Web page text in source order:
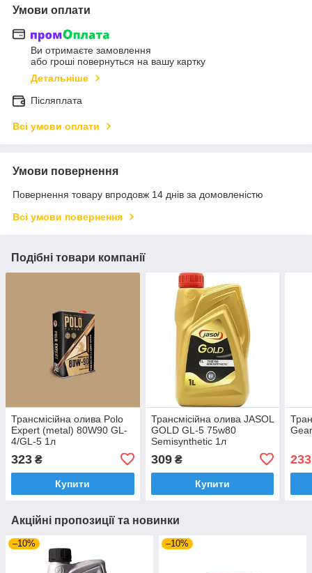
Умови оплати
Ви отримаєте замовлення
або гроші повернуться на вашу картку
Детальніше
Післяплата
Всі умови оплати
Умови повернення
Повернення товару впродовж 14 днів за домовленістю
Всі умови повернення
Подібні товари компанії
Трансмісійна олива Polo
Expert (metal) 80W90 GL-
4/GL-5 1л
323 ₴
Купити
Трансмісійна олива JASOL
GOLD GL-5 75w80
Semisynthetic 1л
309₴
Купити
Акційні пропозиції та новинки
–10% –10%